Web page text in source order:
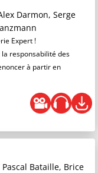
Darmon, Serge
Expert !
responsabilité des
à partir en
Bataille, Brice